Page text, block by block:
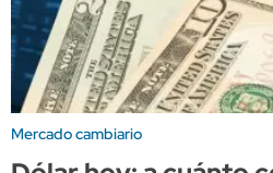
Mercado cambiario